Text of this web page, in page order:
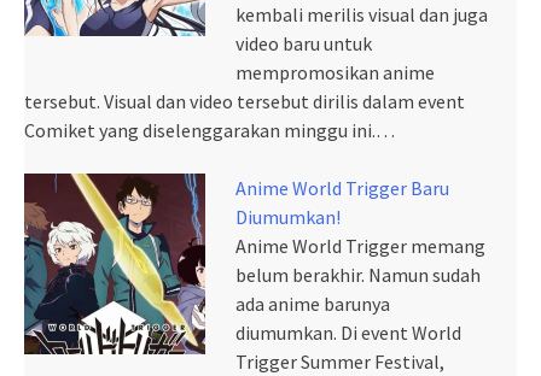
kembali merilis visual dan juga
video baru untuk
mempromosikan anime
tersebut. Visual dan video tersebut dirilis dalam event
Comiket yang diselenggarakan minggu ini.…
Anime World Trigger Baru
Diumumkan!
Anime World Trigger memang
belum berakhir. Namun sudah
ada anime barunya
diumumkan. Di event World
Trigger Summer Festival,